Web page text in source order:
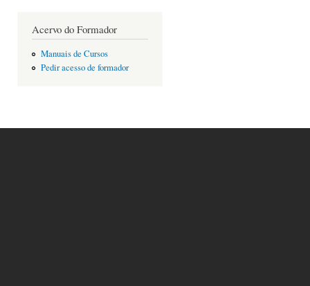
Acervo do Formador
Manuais de Cursos
Pedir acesso de formador